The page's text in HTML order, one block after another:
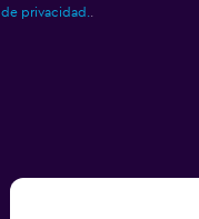
de privacidad.